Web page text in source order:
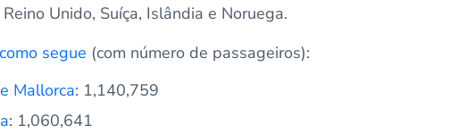
Unido, Suíça, Islândia e Noruega.
como segue (com número de passageiros):
Mallorca: 1,140,759
: 1,060,641